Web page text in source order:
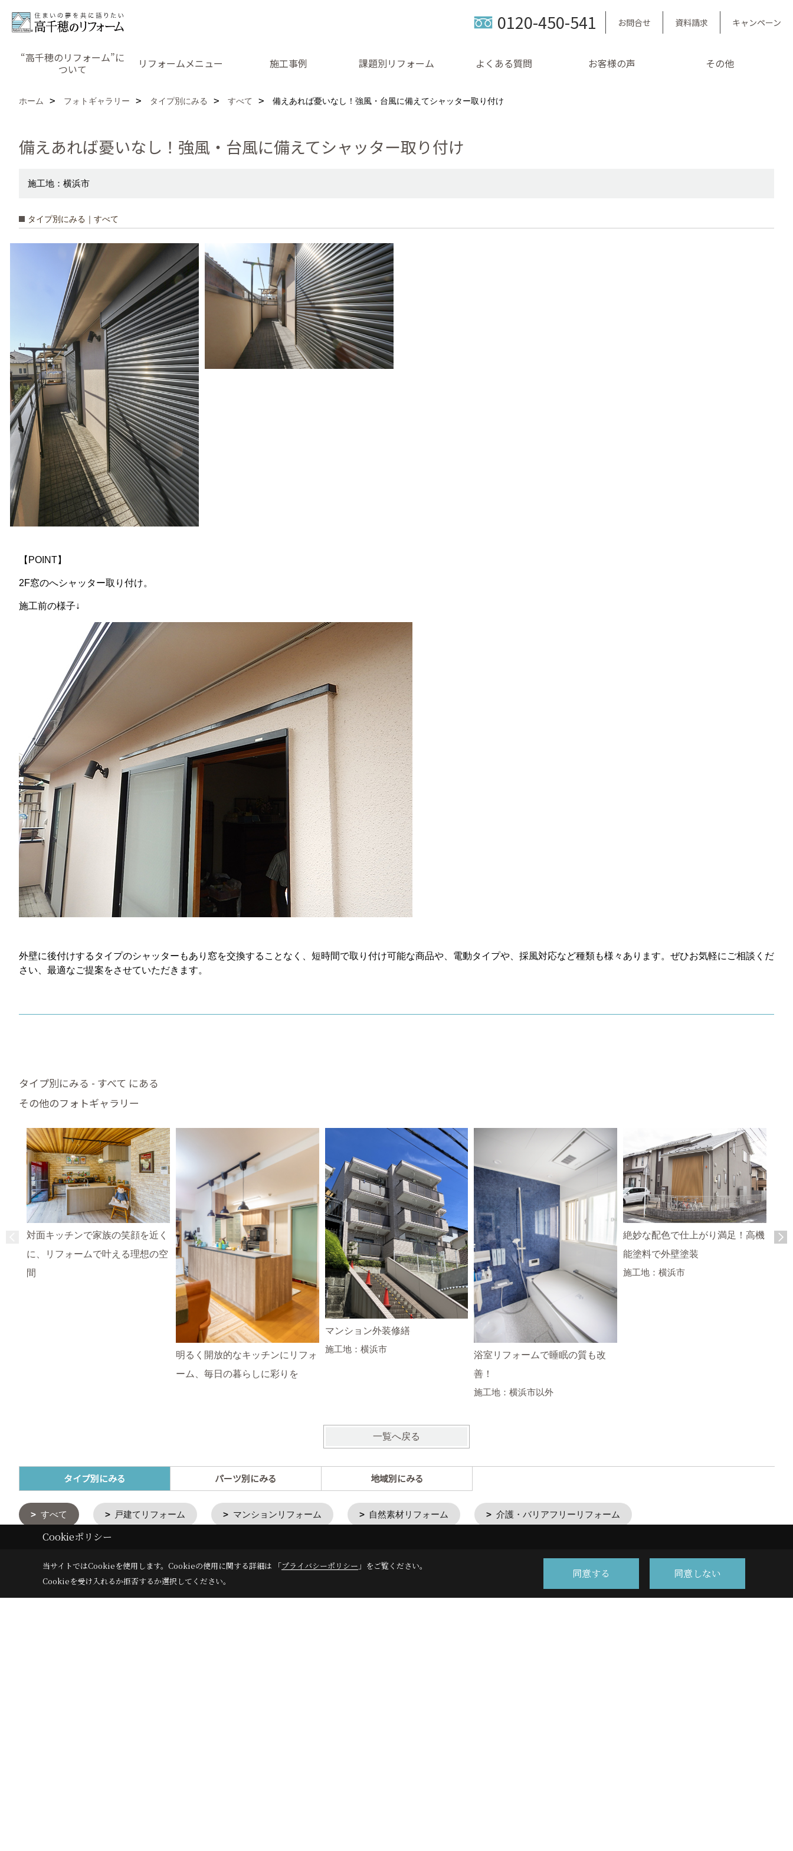
0120-450-541 お問合せ 資料請求 キャンペーン
“高千穂のリフォーム”に
ついて
リフォームメニュー 施工事例 課題別リフォーム よくある質問 お客様の声 その他
ホーム フォトギャラリー タイプ別にみる すべて 備えあれば憂いなし！強風・台風に備えてシャッター取り付け
備えあれば憂いなし！強風・台風に備えてシャッター取り付け
施工地：横浜市
タイプ別にみる｜すべて
【POINT】
2F窓のへシャッター取り付け。
施工前の様子↓
外壁に後付けするタイプのシャッターもあり窓を交換することなく、短時間で取り付け可能な商品や、電動タイプや、採風対応など種類も様々あります。ぜひお気軽にご相談くだ
さい、最適なご提案をさせていただきます。
タイプ別にみる - すべて にある
その他のフォトギャラリー
対面キッチンで家族の笑顔を近く
に、リフォームで叶える理想の空
間
明るく開放的なキッチンにリフォ
ーム、毎日の暮らしに彩りを
マンション外装修繕
施工地：横浜市
浴室リフォームで睡眠の質も改
善！
施工地：横浜市以外
絶妙な配色で仕上がり満足！高機
能塗料で外壁塗装
施工地：横浜市
一覧へ戻る
タイプ別にみる パーツ別にみる 地域別にみる
すべて 戸建てリフォーム マンションリフォーム 自然素材リフォーム 介護・バリアフリーリフォーム
施工事例
Cookieポリシー
当サイトではCookieを使用します。 Cookieの使用に関する詳細は 「プライバシーポリシー 」をご覧ください。
Cookieを受け入れるか拒否するか選択してください。
同意する 同意しない